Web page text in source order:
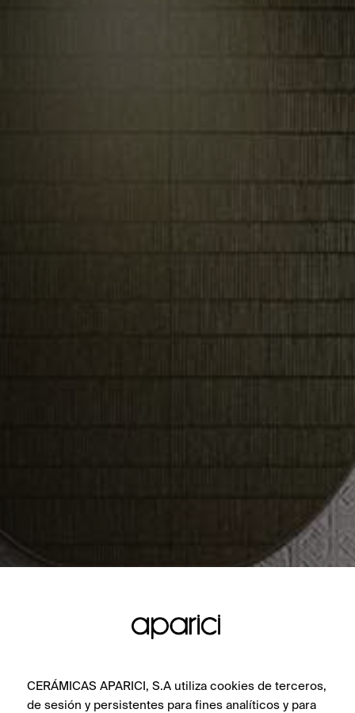
CERÁMICAS APARICI, S.A utiliza cookies de terceros,
de sesión y persistentes para fines analíticos y para